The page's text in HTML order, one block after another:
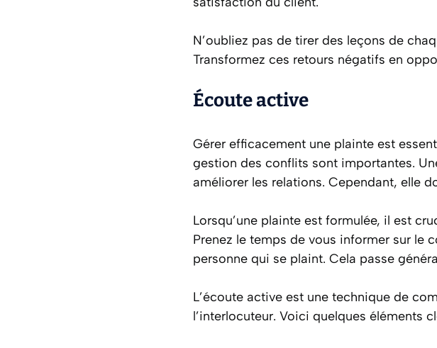
N’oubliez pas de tirer des leçons de
Transformez ces retours négatifs en
Écoute active
Gérer efficacement une plainte est
gestion des conflits sont importantes.
améliorer les relations. Cependant, elle
Lorsqu’une plainte est formulée, il est
Prenez le temps de vous informer sur le
personne qui se plaint. Cela passe
L’écoute active est une technique de
l’interlocuteur. Voici quelques éléments